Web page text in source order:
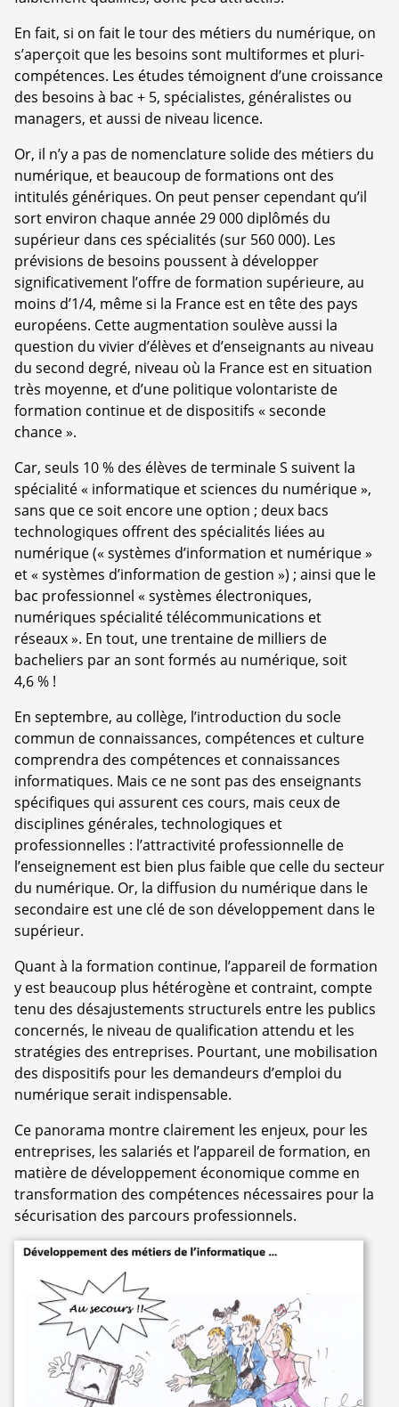
En fait, si on fait le tour des métiers du numérique, on
s’aperçoit que les besoins sont multiformes et pluri-
compétences. Les études témoignent d’une croissance
des besoins à bac + 5, spécialistes, généralistes ou
managers, et aussi de niveau licence.
Or, il n’y a pas de nomenclature solide des métiers du
numérique, et beaucoup de formations ont des
intitulés génériques. On peut penser cependant qu’il
sort environ chaque année 29 000 diplômés du
supérieur dans ces spécialités (sur 560 000). Les
prévisions de besoins poussent à développer
significativement l’offre de formation supérieure, au
moins d’1/4, même si la France est en tête des pays
européens. Cette augmentation soulève aussi la
question du vivier d’élèves et d’enseignants au niveau
du second degré, niveau où la France est en situation
très moyenne, et d’une politique volontariste de
formation continue et de dispositifs « seconde
chance ».
Car, seuls 10 % des élèves de terminale S suivent la
spécialité « informatique et sciences du numérique »,
sans que ce soit encore une option ; deux bacs
technologiques offrent des spécialités liées au
numérique (« systèmes d’information et numérique »
et « systèmes d’information de gestion ») ; ainsi que le
bac professionnel « systèmes électroniques,
numériques spécialité télécommunications et
réseaux ». En tout, une trentaine de milliers de
bacheliers par an sont formés au numérique, soit
4,6 % !
En septembre, au collège, l’introduction du socle
commun de connaissances, compétences et culture
comprendra des compétences et connaissances
informatiques. Mais ce ne sont pas des enseignants
spécifiques qui assurent ces cours, mais ceux de
disciplines générales, technologiques et
professionnelles : l’attractivité professionnelle de
l’enseignement est bien plus faible que celle du secteur
du numérique. Or, la diffusion du numérique dans le
secondaire est une clé de son développement dans le
supérieur.
Quant à la formation continue, l’appareil de formation
y est beaucoup plus hétérogène et contraint, compte
tenu des désajustements structurels entre les publics
concernés, le niveau de qualification attendu et les
stratégies des entreprises. Pourtant, une mobilisation
des dispositifs pour les demandeurs d’emploi du
numérique serait indispensable.
Ce panorama montre clairement les enjeux, pour les
entreprises, les salariés et l’appareil de formation, en
matière de développement économique comme en
transformation des compétences nécessaires pour la
sécurisation des parcours professionnels.